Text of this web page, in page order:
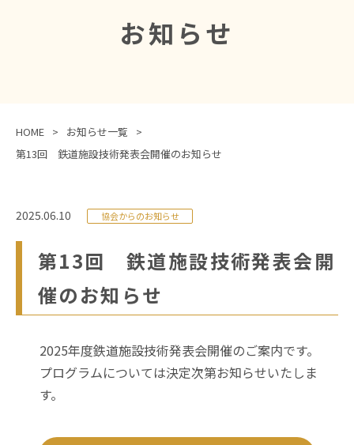
お知らせ
HOME
お知らせ一覧
第13回 鉄道施設技術発表会開催のお知らせ
2025.06.10 協会からのお知らせ
第13回 鉄道施設技術発表会開
催のお知らせ
2025年度鉄道施設技術発表会開催のご案内です。
プログラムについては決定次第お知らせいたしま
す。